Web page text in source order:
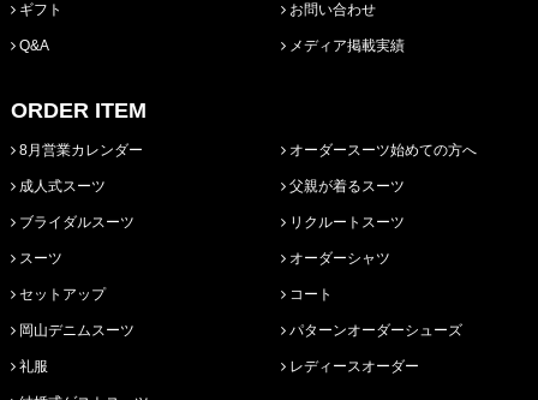
ギフト
Q&A
お問い合わせ
メディア掲載実績
ORDER ITEM
8月営業カレンダー
成人式スーツ
ブライダルスーツ
スーツ
セットアップ
岡山デニムスーツ
礼服
オーダースーツ始めての方へ
父親が着るスーツ
リクルートスーツ
オーダーシャツ
コート
パターンオーダーシューズ
レディースオーダー